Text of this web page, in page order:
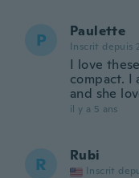
P Paulette
Inscrit depuis
I love
compact. I
and she
il y a 5 ans
R Rubi
Inscrit